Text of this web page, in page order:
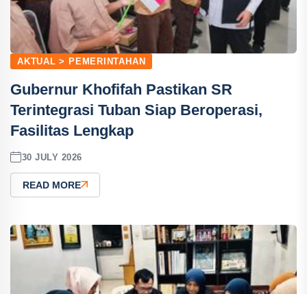
AKTUAL > PEMERINTAHAN
Gubernur Khofifah Pastikan SR
Terintegrasi Tuban Siap Beroperasi,
Fasilitas Lengkap
30 JULY 2026
READ MORE